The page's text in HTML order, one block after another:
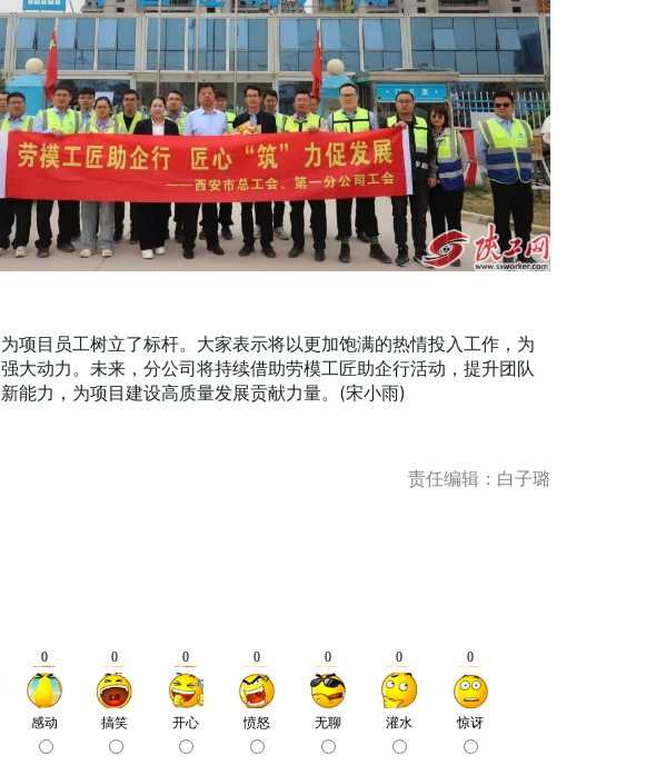
目员工树立了标杆。大家表示将以更加饱满的热情投入工作，为
大动力。未来，分公司将持续借助劳模工匠助企行活动，提升团队
能力，为项目建设高质量发展贡献力量。(宋小雨)
责任编辑：白子璐